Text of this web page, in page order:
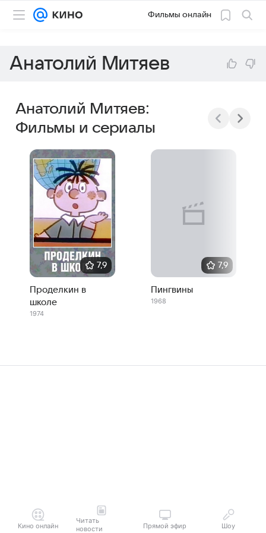
Фильмы онлайн
Анатолий Митяев
Анатолий Митяев:
Фильмы и сериалы
7,9
Проделкин в
школе
1974
7,9
Пингвины
1968
Кино онлайн
Читать
новости
Прямой эфир Шоу